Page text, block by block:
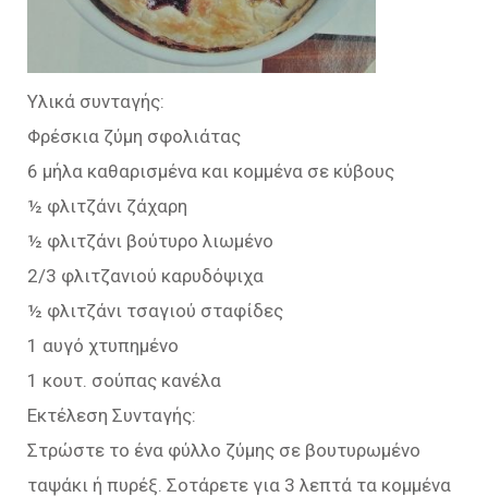
Υλικά συνταγής:
Φρέσκια ζύμη σφολιάτας
6 μήλα καθαρισμένα και κομμένα σε κύβους
½ φλιτζάνι ζάχαρη
½ φλιτζάνι βούτυρο λιωμένο
2/3 φλιτζανιού καρυδόψιχα
½ φλιτζάνι τσαγιού σταφίδες
1 αυγό χτυπημένο
1 κουτ. σούπας κανέλα
Εκτέλεση Συνταγής:
Στρώστε το ένα φύλλο ζύμης σε βουτυρωμένο
ταψάκι ή πυρέξ. Σοτάρετε για 3 λεπτά τα κομμένα